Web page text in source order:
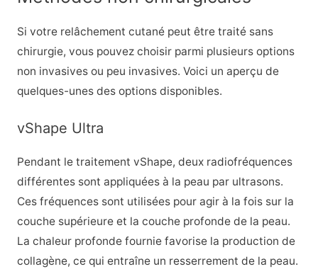
Si votre relâchement cutané peut être traité sans
chirurgie, vous pouvez choisir parmi plusieurs options
non invasives ou peu invasives. Voici un aperçu de
quelques-unes des options disponibles.
vShape Ultra
Pendant le traitement vShape, deux radiofréquences
différentes sont appliquées à la peau par ultrasons.
Ces fréquences sont utilisées pour agir à la fois sur la
couche supérieure et la couche profonde de la peau.
La chaleur profonde fournie favorise la production de
collagène, ce qui entraîne un resserrement de la peau.